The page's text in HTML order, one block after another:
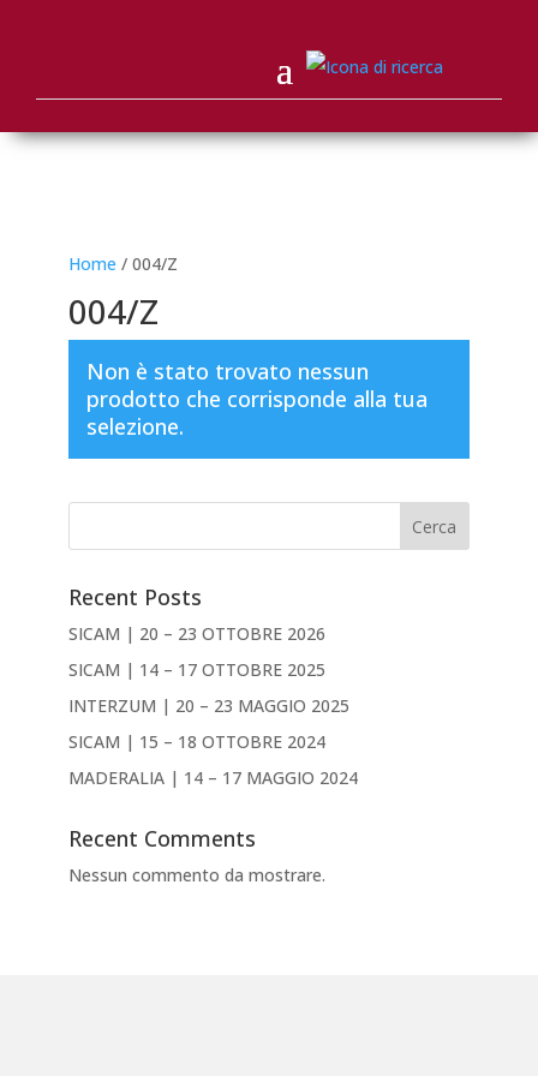
Home / 004/Z
004/Z
Non è stato trovato nessun
prodotto che corrisponde alla tua
selezione.
Cerca
Recent Posts
SICAM | 20 – 23 OTTOBRE 2026
SICAM | 14 – 17 OTTOBRE 2025
INTERZUM | 20 – 23 MAGGIO 2025
SICAM | 15 – 18 OTTOBRE 2024
MADERALIA | 14 – 17 MAGGIO 2024
Recent Comments
Nessun commento da mostrare.